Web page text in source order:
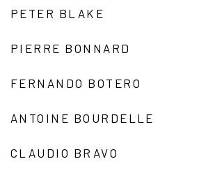
PETER BLAKE
PIERRE BONNARD
FERNANDO BOTERO
ANTOINE BOURDELLE
CLAUDIO BRAVO